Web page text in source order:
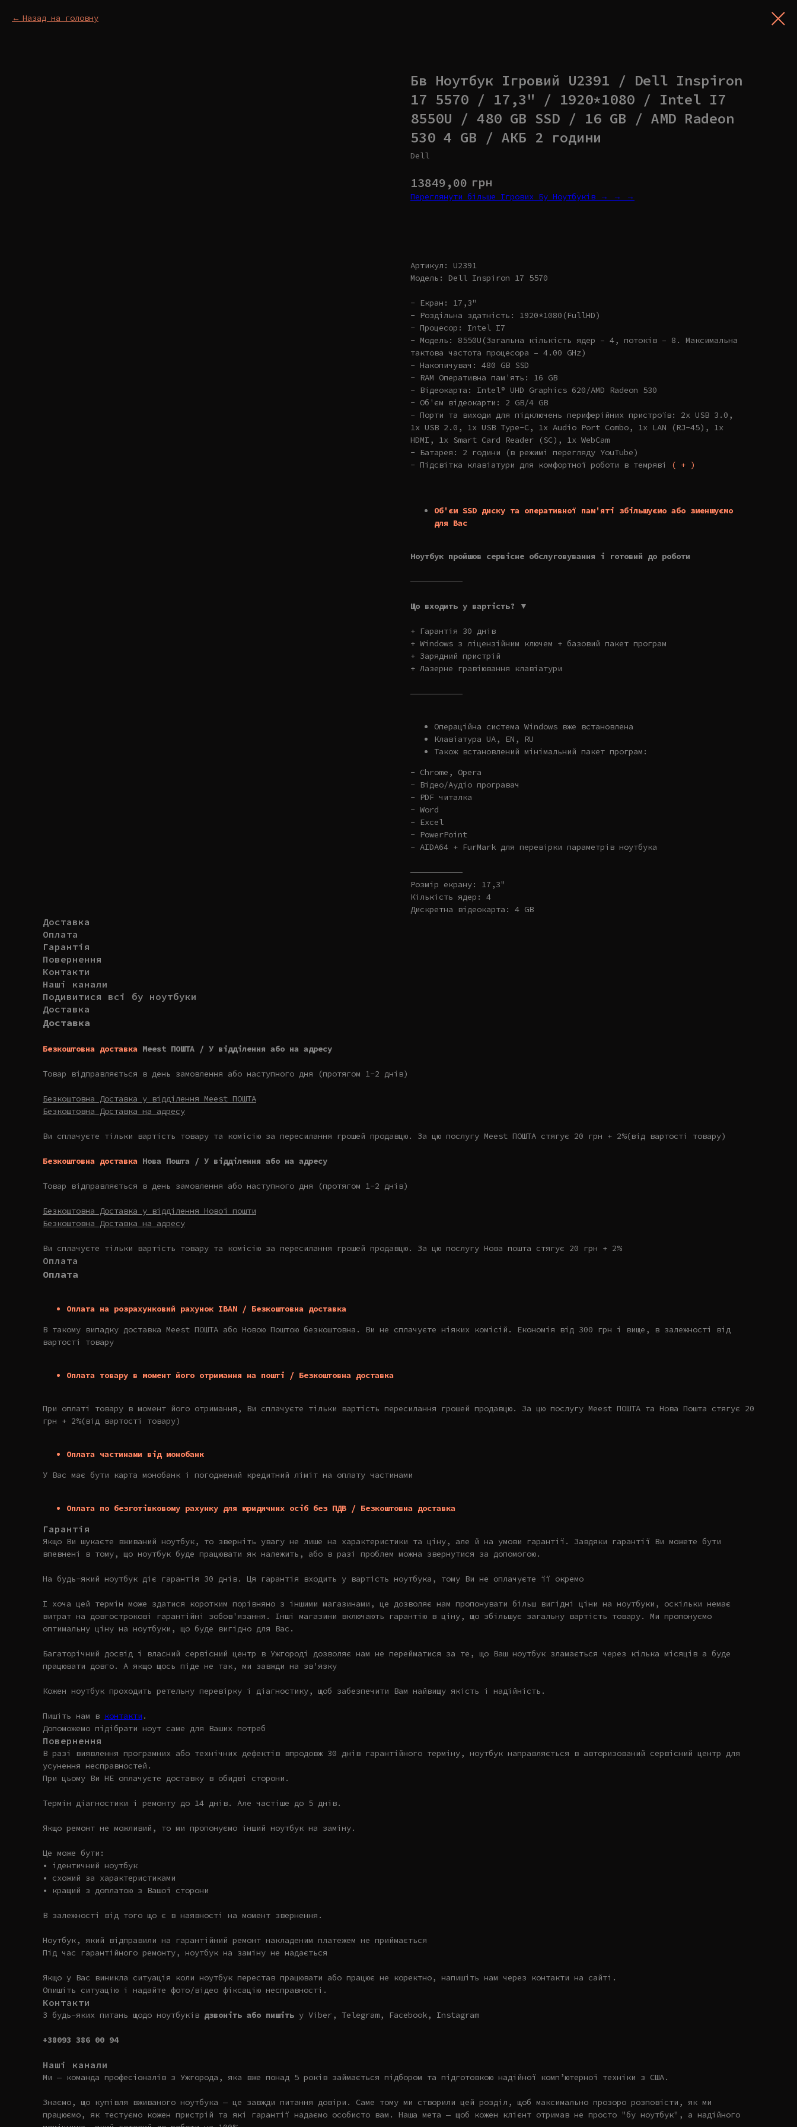
Назад на головну
Бв Ноутбук Ігровий U2391 / Dell Inspiron
17 5570 / 17,3" / 1920*1080 / Intel I7
8550U / 480 GB SSD / 16 GB / AMD Radeon
530 4 GB / АКБ 2 години
Dell
13849,00 грн
Переглянути більше Ігрових Бу Ноутбуків → → →
Артикул: U2391
Модель: Dell Inspiron 17 5570
- Екран: 17,3"
- Роздільна здатність: 1920*1080(FullHD)
- Процесор: Intel I7
- Модель: 8550U(Загальна кількість ядер – 4, потоків – 8. Максимальна
тактова частота процесора – 4.00 GHz)
- Накопичувач: 480 GB SSD
- RAM Оперативна пам'ять: 16 GB
- Відеокарта: Intel® UHD Graphics 620/AMD Radeon 530
- Об'єм відеокарти: 2 GB/4 GB
- Порти та виходи для підключень периферійних пристроїв: 2x USB 3.0,
1x USB 2.0, 1x USB Type-C, 1x Audio Port Combo, 1x LAN (RJ-45), 1x
HDMI, 1x Smart Card Reader (SC), 1x WebCam
- Батарея: 2 години (в режимі перегляду YouTube)
- Підсвітка клавіатури для комфортної роботи в темряві
( + )
Об'єм SSD диску та оперативної пам'яті збільшуємо або зменшуємо
для Вас
Ноутбук пройшов сервісне обслуговування і готовий до роботи
———————————
Що входить у вартість? ▼
+ Гарантія 30 днів
+ Windows з ліцензійним ключем + базовий пакет програм
+ Зарядний пристрій
+ Лазерне гравіювання клавіатури
———————————
Операційна система Windows вже встановлена
Клавіатура UA, EN, RU
Також встановлений мінімальний пакет програм:
- Chrome, Opera
- Відео/Аудіо програвач
- PDF читалка
- Word
- Excel
- PowerPoint
- AIDA64 + FurMark для перевірки параметрів ноутбука
———————————
Розмір екрану: 17,3"
Кількість ядер: 4
Дискретна відеокарта: 4 GB
Доставка
Оплата
Гарантія
Повернення
Контакти
Наші канали
Подивитися всі бу ноутбуки
Доставка
Доставка
Безкоштовна доставка Meest ПОШТА / У відділення або на адресу
Товар відправляється в день замовлення або наступного дня (протягом 1-2 днів)
Безкоштовна Доставка у відділення Meest ПОШТА
Безкоштовна Доставка на адресу
Ви сплачуєте тільки вартість товару та комісію за пересилання грошей продавцю. За цю послугу Meest ПОШТА стягує 20 грн + 2%(від вартості товару)
Безкоштовна доставка Нова Пошта / У відділення або на адресу
Товар відправляється в день замовлення або наступного дня (протягом 1-2 днів)
Безкоштовна Доставка у відділення Нової пошти
Безкоштовна Доставка на адресу
Ви сплачуєте тільки вартість товару та комісію за пересилання грошей продавцю. За цю послугу Нова пошта стягує 20 грн + 2%
Оплата
Оплата
Оплата на розрахунковий рахунок IBAN / Безкоштовна доставка
В такому випадку доставка Meest ПОШТА або Новою Поштою безкоштовна. Ви не сплачуєте ніяких комісій. Економія від 300 грн і вище, в залежності від
вартості товару
Оплата товару в момент його отримання на пошті / Безкоштовна доставка
При оплаті товару в момент його отримання, Ви сплачуєте тільки вартість пересилання грошей продавцю. За цю послугу Meest ПОШТА та Нова Пошта стягує 20
грн + 2%(від вартості товару)
Оплата частинами від монобанк
У Вас має бути карта монобанк і погоджений кредитний ліміт на оплату частинами
Оплата по безготівковому рахунку для юридичних осіб без ПДВ / Безкоштовна доставка
Гарантія
Якщо Ви шукаєте вживаний ноутбук, то зверніть увагу не лише на характеристики та ціну, але й на умови гарантії. Завдяки гарантії Ви можете бути
впевнені в тому, що ноутбук буде працювати як належить, або в разі проблем можна звернутися за допомогою.
На будь-який ноутбук діє гарантія 30 днів. Ця гарантія входить у вартість ноутбука, тому Ви не оплачуєте її окремо
І хоча цей термін може здатися коротким порівняно з іншими магазинами, це дозволяє нам пропонувати більш вигідні ціни на ноутбуки, оскільки немає
витрат на довгострокові гарантійні зобов'язання. Інші магазини включають гарантію в ціну, що збільшує загальну вартість товару. Ми пропонуємо
оптимальну ціну на ноутбуки, що буде вигідно для Вас.
Багаторічний досвід і власний сервісний центр в Ужгороді дозволяє нам не перейматися за те, що Ваш ноутбук зламається через кілька місяців а буде
працювати довго. А якщо щось піде не так, ми завжди на зв'язку
Кожен ноутбук проходить ретельну перевірку і діагностику, щоб забезпечити Вам найвищу якість і надійність.
Пишіть нам в контакти .
Допоможемо підібрати ноут саме для Ваших потреб
Повернення
В разі виявлення програмних або технічних дефектів впродовж 30 днів гарантійного терміну, ноутбук направляється в авторизований сервісний центр для
усунення несправностей.
При цьому Ви НЕ оплачуєте доставку в обидві сторони.
Термін діагностики і ремонту до 14 днів. Але частіше до 5 днів.
Якщо ремонт не можливий, то ми пропонуємо інший ноутбук на заміну.
Це може бути:
• ідентичний ноутбук
• схожий за характеристиками
• кращий з доплатою з Вашої сторони
В залежності від того що є в наявності на момент звернення.
Ноутбук, який відправили на гарантійний ремонт накладеним платежем не приймається
Під час гарантійного ремонту, ноутбук на заміну не надається
Якщо у Вас виникла ситуація коли ноутбук перестав працювати або працює не коректно, напишіть нам через контакти на сайті.
Опишіть ситуацію і надайте фото/відео фіксацію несправності.
Контакти
З будь-яких питань щодо ноутбуків дзвоніть або пишіть у Viber, Telegram, Facebook, Instagram
+38093 386 00 94
Наші канали
Ми — команда професіоналів з Ужгорода, яка вже понад 5 років займається підбором та підготовкою надійної комп’ютерної техніки з США.
Знаємо, що купівля вживаного ноутбука — це завжди питання довіри. Саме тому ми створили цей розділ, щоб максимально прозоро розповісти, як ми
працюємо, як тестуємо кожен пристрій та які гарантії надаємо особисто вам. Наша мета — щоб кожен клієнт отримав не просто "бу ноутбук", а надійного